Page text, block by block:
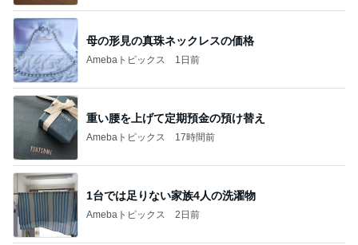
母の形見の真珠ネックレスの価格
Amebaトピックス 1日前
重い腰を上げて定期預金の預け替え
Amebaトピックス 17時間前
1台では足りない家族4人の洗濯物
Amebaトピックス 2日前